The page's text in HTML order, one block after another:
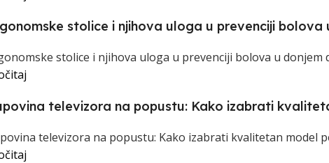
stolice i njihova uloga u prevenciji bolova
stolice i njihova uloga u prevenciji bolova u donjem
televizora na popustu: Kako izabrati
televizora na popustu: Kako izabrati kvalitetan model